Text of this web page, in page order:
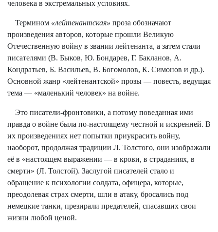
человека в экстремальных условиях.
Термином «лейтенантская» проза обозначают
произведения авторов, которые прошли Великую
Отечественную войну в звании лейтенанта, а затем стали
писателями (В. Быков, Ю. Бондарев, Г. Бакланов, А.
Кондратьев, Б. Васильев, В. Богомолов, К. Симонов и др.).
Основной жанр «лейтенантской» прозы — повесть, ведущая
тема — «маленький человек» на войне.
Это писатели-фронтовики, а потому поведанная ими
правда о войне была по-настоящему честной и искренней. В
их произведениях нет попытки приукрасить войну,
наоборот, продолжая традиции Л. Толстого, они изображали
её в «настоящем выражении — в крови, в страданиях, в
смерти» (Л. Толстой). Заслугой писателей стало и
обращение к психологии солдата, офицера, которые,
преодолевая страх смерти, шли в атаку, бросались под
немецкие танки, презирали предателей, спасавших свои
жизни любой ценой.